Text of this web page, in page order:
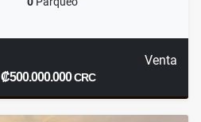
Venta
₡500.000.000CRC